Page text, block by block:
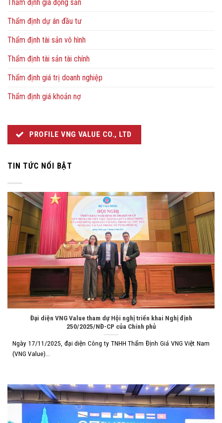
Thẩm định giá động sản
Thẩm định dự án đầu tư
Thẩm định tài sản vô hình
Thẩm định tài sản tài chính
Thẩm định giá trị doanh nghiệp
Thẩm định giá khoản nợ
PROFILE VNG VALUE CO., LTD
TIN TỨC NỔI BẬT
Đại diện VNG Value tham dự Hội nghị triển khai Nghị định
250/2025/NĐ-CP của Chính phủ
Ngày 17/11/2025, đại diện Công ty TNHH Thẩm Định Giá VNG Việt Nam
(VNG Value)...